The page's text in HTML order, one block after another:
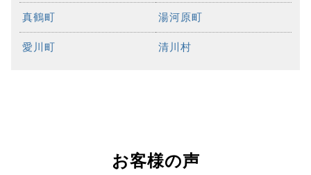
真鶴町 湯河原町
愛川町 清川村
お客様の声